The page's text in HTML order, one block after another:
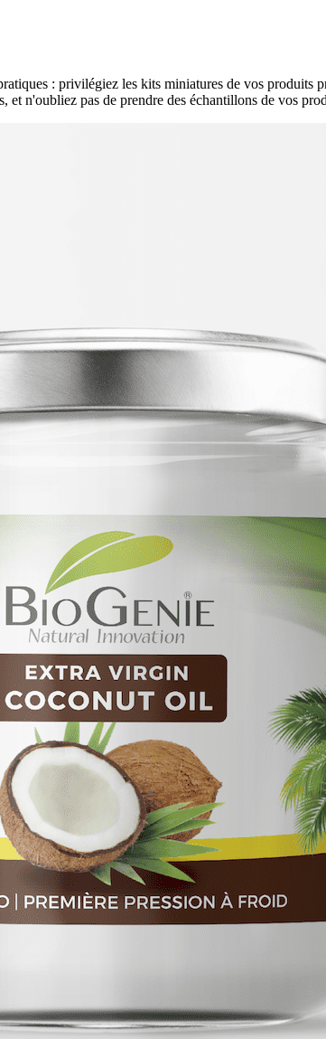
: privilégiez les kits miniatures de vos produits
n'oubliez pas de prendre des échantillons de vos